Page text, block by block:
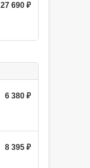
27 690
6 380
8 395